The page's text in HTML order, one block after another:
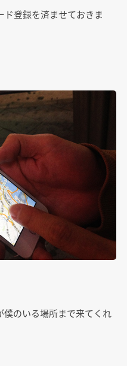
登録を済ませておきま
僕のいる場所まで来てくれ